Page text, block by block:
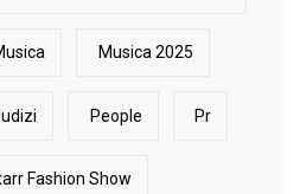
Musica 2025
People Pr
Fashion Show